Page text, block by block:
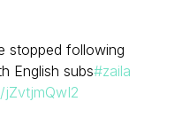
stopped following
English subs#zaila
jZvtjmQwI2